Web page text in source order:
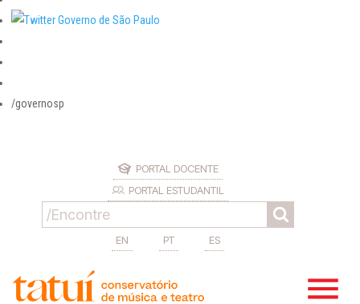
/governosp
PORTAL DOCENTE
PORTAL ESTUDANTIL
EN PT ES